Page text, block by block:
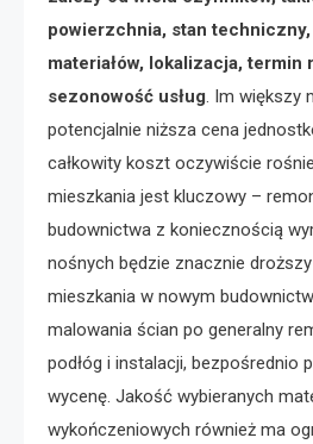
powierzchnia, stan
materiałów, lokalizacja, termin
sezonowość usług. Im większy
potencjalnie niższa cena
całkowity koszt oczywiście
mieszkania jest kluczowy –
budownictwa z koniecznością
nośnych będzie znacznie
mieszkania w nowym
malowania ścian po generalny
podłóg i instalacji, bezpośrednio
wycenę. Jakość wybieranych
wykończeniowych również ma